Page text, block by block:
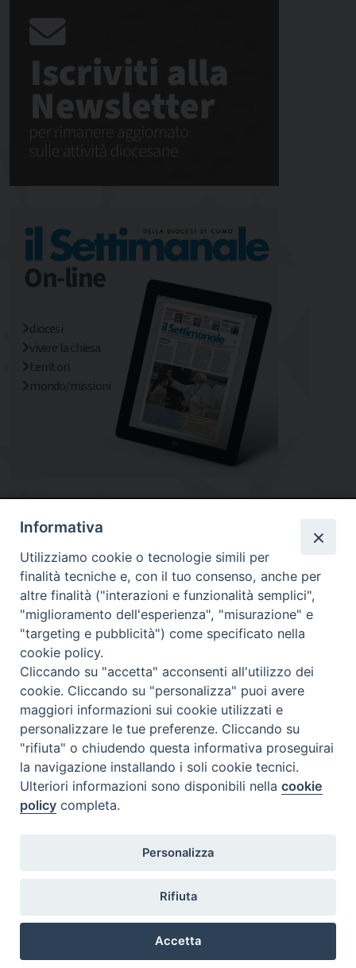
diocesi
vivere la chiesa
territori
mondo/missioni
Diocesi
di Como
Diocesi di Como | piazza Grimoldi, 5
Riproduzione solo con permesso.
Tutti i diritti sono riservati.
Informativa
Utilizziamo cookie o tecnologie simili per
finalità tecniche e, con il tuo consenso, anche per
altre finalità ("interazioni e funzionalità semplici",
"miglioramento dell'esperienza", "misurazione" e
"targeting e pubblicità") come specificato nella
cookie policy.
Cliccando su "accetta" acconsenti all'utilizzo dei
cookie. Cliccando su "personalizza" puoi avere
maggiori informazioni sui cookie utilizzati e
personalizzare le tue preferenze. Cliccando su
"rifiuta" o chiudendo questa informativa proseguirai
la navigazione installando i soli cookie tecnici.
Ulteriori informazioni sono disponibili nellacookie
policy completa.
Personalizza
Rifiuta
Accetta